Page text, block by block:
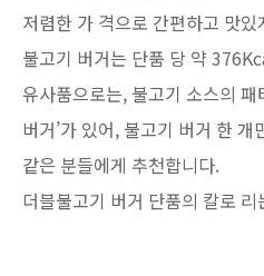
저렴한 가 격으로 간편하고 맛
불고기 버거는 단품 당 약
유사품으로는, 불고기 소스의 패
버거’가 있어, 불고기 버거 한
같은 분들에게 추천합니다.
더블불고기 버거 단품의 칼로